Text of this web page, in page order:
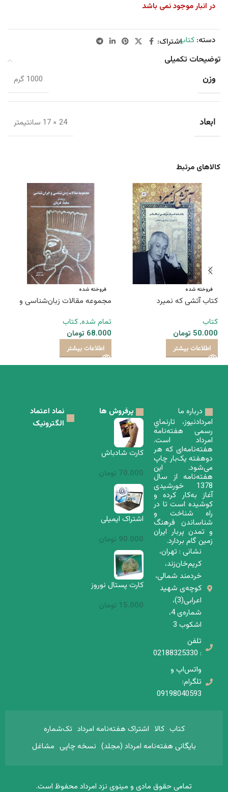
در انبار موجود نمی باشد
دسته: کتاباشتراک:
توضیحات تکمیلی
وزن 1000 گرم
ابعاد 24 × 17 سانتیمتر
کالاهای مرتبط
فروخته شده
کتاب آتشی که نمیرد
کتاب
50.000 تومان
اطلاعات بیشتر
فروخته شده
مجموعه مقالات زبان‌شناسی و
تمام شده,کتاب
68.000 تومان
اطلاعات بیشتر
درباره ما
امردادنيوز، تارنماي
رسمی هفته‌نامه
امرداد است.
هفته‌نامه‌ا‌ی که هر
دوهفته یک‌بار چاپ
می‌شود. اين
هفته‌نامه از سال
1378 خورشیدی
آغاز به‌كار كرده و
كوشيده است تا در
راه شناخت و
شناساندن فرهنگ
و تمدن پربار ايران
زمين گام بردارد.
نشانی : تهران،
كریم‌خان‌زند،
خردمند شمالی،
كوچه‌ی شهید
اعرابی(3)،
شماره‌ی 4،
اشكوب 3
تلفن
: 02188325330
واتس‌اپ و
تلگرام:‌
09198040593
پرفروش ها
کارت شادباش
تیروباد
70.000 تومان
اشتراک ایمیلی
12 شماره
90.000 تومان
کارت پستال نوروز
15.000 تومان
نماد اعتماد
الگترونیک
کتاب کالا اشتراک هفته‌نامه امرداد تک‌شماره‌
بایگانی هفته‌نامه امرداد (مجلد) نسخه چاپی مشاغل
تمامی حقوق مادی و مینوی نزد امرداد محفوظ است.